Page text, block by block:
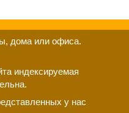
дома или офиса.
индексируемая
у нас